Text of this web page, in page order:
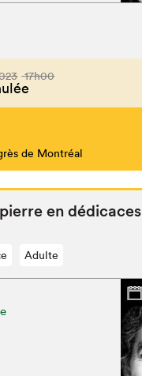
17h00
de Montréal
en dédicaces
Adulte